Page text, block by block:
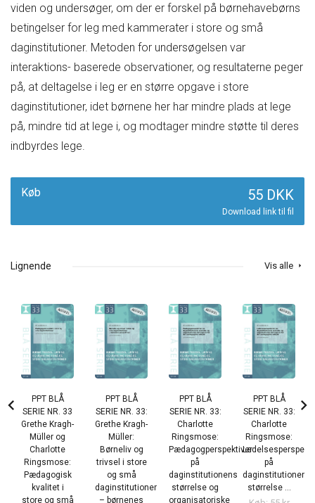
viden og undersøger, om der er forskel på børnehavebørns
betingelser for leg med kammerater i store og små
daginstitutioner. Metoden for undersøgelsen var
interaktions- baserede observationer, og resultaterne peger
på, at deltagelse i leg er en større opgave i store
daginstitutioner, idet børnene her har mindre plads at lege
på, mindre tid at lege i, og modtager mindre støtte til deres
indbyrdes lege.
Køb 55 DKK
Download link til fil
Lignende Vis alle arrow_right
chevron_left
PPT BLÅ
SERIE NR. 33
Grethe Kragh-
Müller og
Charlotte
Ringsmose:
Pædagogisk
kvalitet i
store og små
PPT BLÅ
SERIE NR. 33:
Grethe Kragh-
Müller:
Børneliv og
trivsel i store
og små
daginstitutioner
– børnenes
PPT BLÅ
SERIE NR. 33:
Charlotte
Ringsmose:
Pædagogperspektiver
på
daginstitutionens
størrelse og
organisatoriske
PPT BLÅ
SERIE NR. 33:
Charlotte
Ringsmose:
på
daginstitutionens
størrelse ...
chevron_right